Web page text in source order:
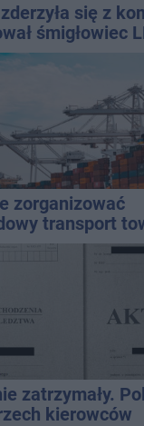
się z
śmigłowiec
zorganizować
transport
zatrzymały.
kierowców